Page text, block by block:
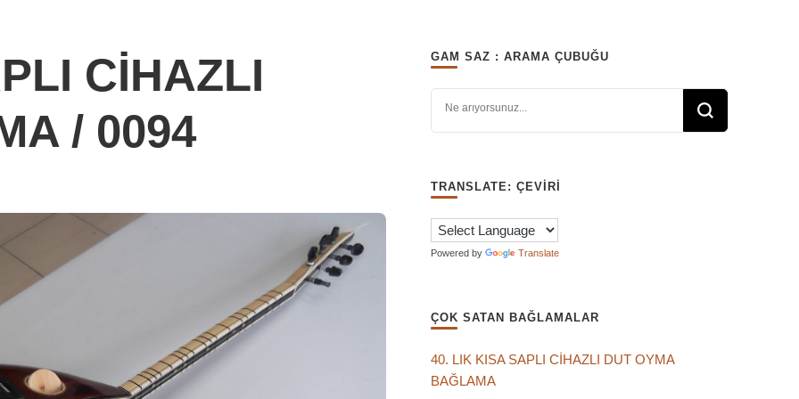
CİHAZLI
/ 0094
GAM SAZ : ARAMA ÇUBUĞU
TRANSLATE: ÇEVIRI
Powered by Translate
ÇOK SATAN BAĞLAMALAR
40. LIK KISA SAPLI CİHAZLI DUT OYMA
BAĞLAMA